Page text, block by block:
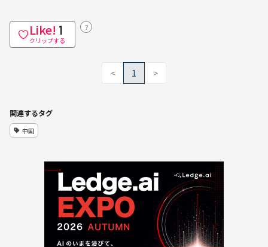
Like! 1
クリップする
？
< 1 >
関連するタグ
中国